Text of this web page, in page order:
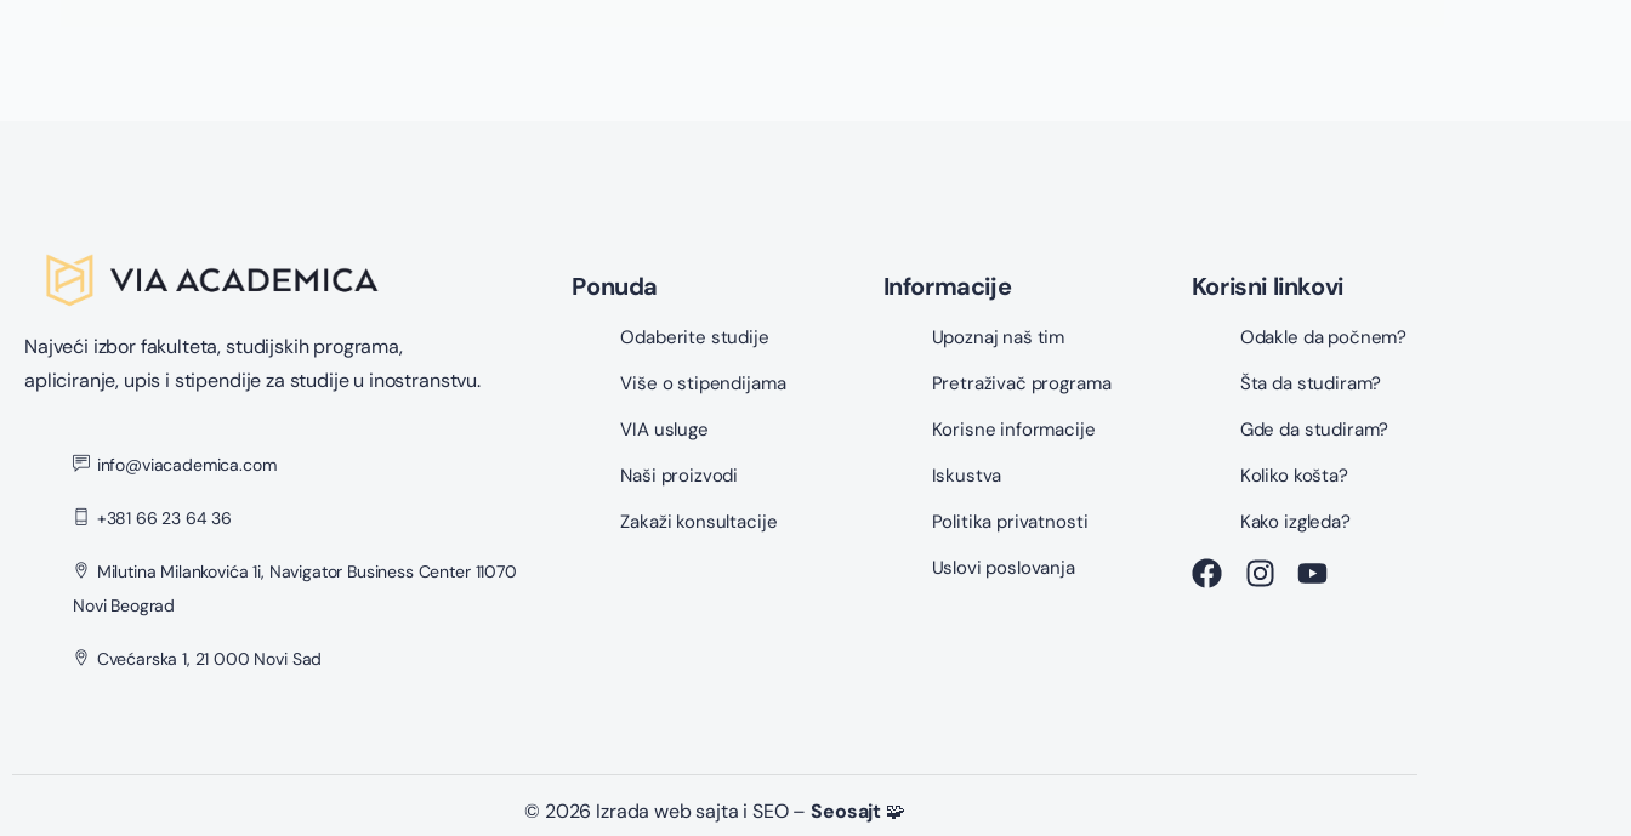
Najveći izbor fakulteta, studijskih programa,
apliciranje, upis i stipendije za studije u inostranstvu.
info@viacademica.com
+381 66 23 64 36
Milutina Milankovića 1i, Navigator Business Center 11070
Novi Beograd
Cvećarska 1, 21 000 Novi Sad
Ponuda
Odaberite studije
Više o stipendijama
VIA usluge
Naši proizvodi
Zakaži konsultacije
Informacije
Upoznaj naš tim
Pretraživač programa
Korisne informacije
Iskustva
Politika privatnosti
Uslovi poslovanja
Korisni linkovi
Odakle da počnem?
Šta da studiram?
Gde da studiram?
Koliko košta?
Kako izgleda?
© 2026 Izrada web sajta i SEO –Seosajt 🧩